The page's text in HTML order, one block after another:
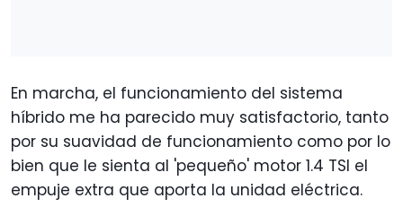
En marcha, el funcionamiento del sistema
híbrido me ha parecido muy satisfactorio, tanto
por su suavidad de funcionamiento como por lo
bien que le sienta al 'pequeño' motor 1.4 TSI el
empuje extra que aporta la unidad eléctrica.